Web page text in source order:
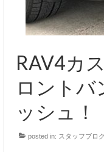
RAV4カ
ロントバ
ッシュ！
posted in: スタッフブロ